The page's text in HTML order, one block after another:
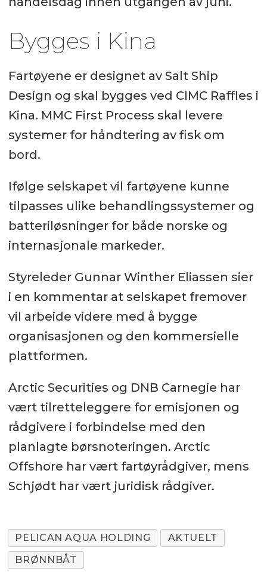
Bygges i Kina
Fartøyene er designet av Salt Ship
Design og skal bygges ved CIMC Raffles i
Kina. MMC First Process skal levere
systemer for håndtering av fisk om
bord.
Ifølge selskapet vil fartøyene kunne
tilpasses ulike behandlingssystemer og
batteriløsninger for både norske og
internasjonale markeder.
Styreleder Gunnar Winther Eliassen sier
i en kommentar at selskapet fremover
vil arbeide videre med å bygge
organisasjonen og den kommersielle
plattformen.
Arctic Securities og DNB Carnegie har
vært tilretteleggere for emisjonen og
rådgivere i forbindelse med den
planlagte børsnoteringen. Arctic
Offshore har vært fartøyrådgiver, mens
Schjødt har vært juridisk rådgiver.
PELICAN AQUA HOLDING
AKTUELT
BRØNNBÅT